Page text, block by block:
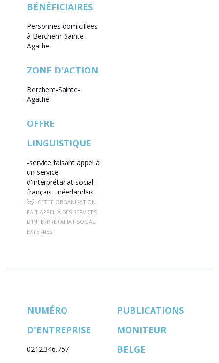
BÉNÉFICIAIRES
Personnes domiciliées
à Berchem-Sainte-
Agathe
ZONE D'ACTION
Berchem-Sainte-
Agathe
OFFRE
LINGUISTIQUE
-service faisant appel à
un service
d'interprétariat social -
français - néerlandais
CETTE ORGANISATION
FAIT APPEL À DES SERVICES
D’INTERPRÉTARIAT SOCIAL
EXTERNES
NUMÉRO
D'ENTREPRISE
0212.346.757
PUBLICATIONS
MONITEUR
BELGE